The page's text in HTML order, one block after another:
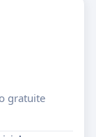
gratuite